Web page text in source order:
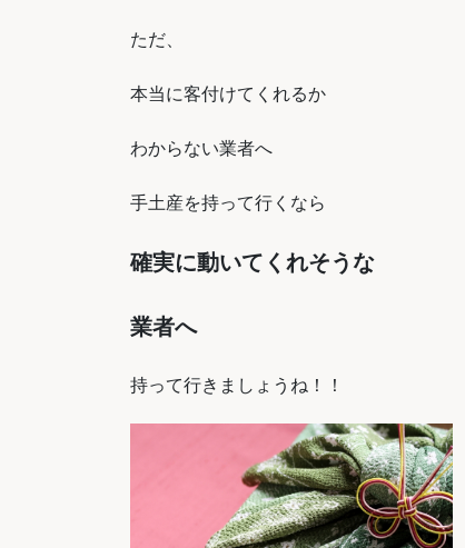
ただ、
本当に客付けてくれるか
わからない業者へ
手土産を持って行くなら
確実に動いてくれそうな
業者へ
持って行きましょうね！！